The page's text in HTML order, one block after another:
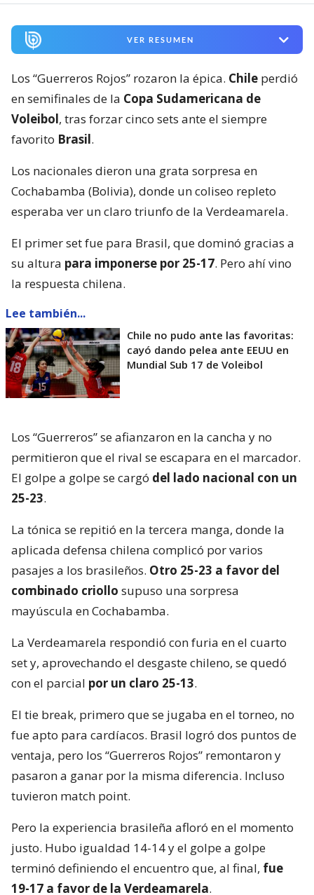
VER RESUMEN
Los “Guerreros Rojos” rozaron la épica. Chile perdió
en semifinales de la Copa Sudamericana de
Voleibol, tras forzar cinco sets ante el siempre
favorito Brasil.
Los nacionales dieron una grata sorpresa en
Cochabamba (Bolivia), donde un coliseo repleto
esperaba ver un claro triunfo de la Verdeamarela.
El primer set fue para Brasil, que dominó gracias a
su altura para imponerse por 25-17. Pero ahí vino
la respuesta chilena.
Lee también...
Chile no pudo ante las favoritas:
cayó dando pelea ante EEUU en
Mundial Sub 17 de Voleibol
Los “Guerreros” se afianzaron en la cancha y no
permitieron que el rival se escapara en el marcador.
El golpe a golpe se cargó del lado nacional con un
25-23.
La tónica se repitió en la tercera manga, donde la
aplicada defensa chilena complicó por varios
pasajes a los brasileños. Otro 25-23 a favor del
combinado criollo supuso una sorpresa
mayúscula en Cochabamba.
La Verdeamarela respondió con furia en el cuarto
set y, aprovechando el desgaste chileno, se quedó
con el parcial por un claro 25-13.
El tie break, primero que se jugaba en el torneo, no
fue apto para cardíacos. Brasil logró dos puntos de
ventaja, pero los “Guerreros Rojos” remontaron y
pasaron a ganar por la misma diferencia. Incluso
tuvieron match point.
Pero la experiencia brasileña afloró en el momento
justo. Hubo igualdad 14-14 y el golpe a golpe
terminó definiendo el encuentro que, al final, fue
19-17 a favor de la Verdeamarela.